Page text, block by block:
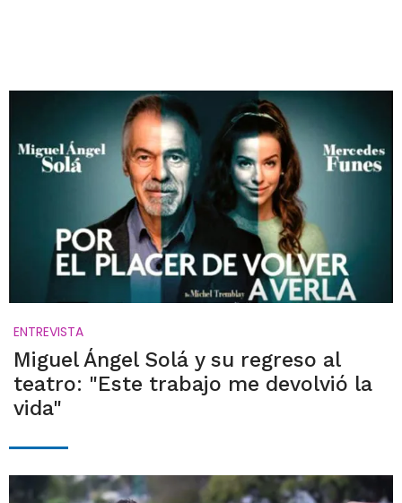
ENTREVISTA
Miguel Ángel Solá y su regreso al
teatro: "Este trabajo me devolvió la
vida"